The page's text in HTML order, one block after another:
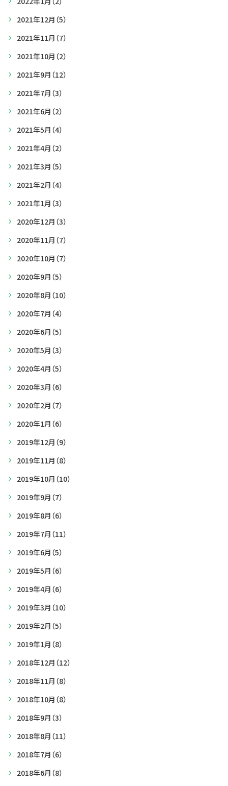
2021年12月 （5）
2021年11月 （7）
2021年10月 （2）
2021年9月 （12）
2021年7月 （3）
2021年6月 （2）
2021年5月 （4）
2021年4月 （2）
2021年3月 （5）
2021年2月 （4）
2021年1月 （3）
2020年12月 （3）
2020年11月 （7）
2020年10月 （7）
2020年9月 （5）
2020年8月 （10）
2020年7月 （4）
2020年6月 （5）
2020年5月 （3）
2020年4月 （5）
2020年3月 （6）
2020年2月 （7）
2020年1月 （6）
2019年12月 （9）
2019年11月 （8）
2019年10月 （10）
2019年9月 （7）
2019年8月 （6）
2019年7月 （11）
2019年6月 （5）
2019年5月 （6）
2019年4月 （6）
2019年3月 （10）
2019年2月 （5）
2019年1月 （8）
2018年12月 （12）
2018年11月 （8）
2018年10月 （8）
2018年9月 （3）
2018年8月 （11）
2018年7月 （6）
2018年6月 （8）